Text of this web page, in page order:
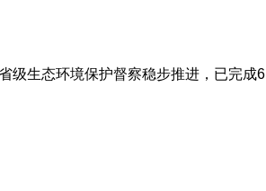
级生态环境保护督察稳步推进，已完成6